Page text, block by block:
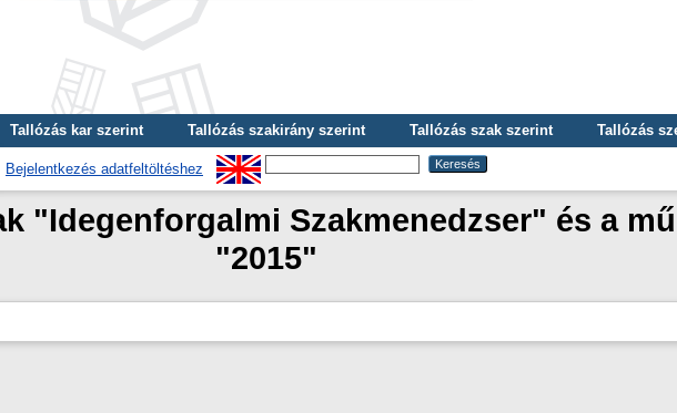
Tallózás kar szerint Tallózás szakirány szerint Tallózás szak szerint Tallózás
Bejelentkezés adatfeltöltéshez
"Idegenforgalmi Szakmenedzser" és a
"2015"